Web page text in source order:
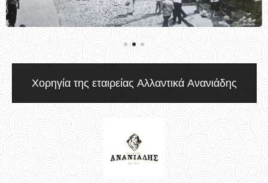
Χορηγία της εταιρείας Αλλαντικά Ανανιάδης